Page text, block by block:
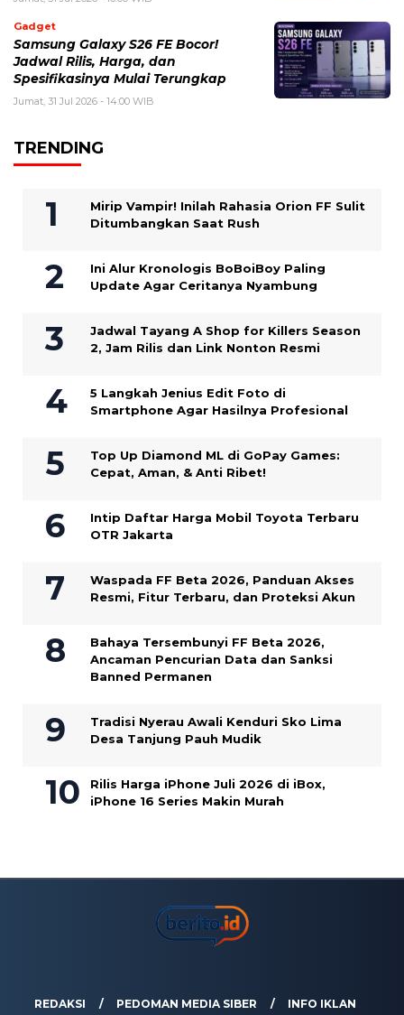
Gadget
Samsung Galaxy S26 FE Bocor!
Jadwal Rilis, Harga, dan
Spesifikasinya Mulai Terungkap
Jumat, 31 Jul 2026 - 14:00 WIB
TRENDING
Mirip Vampir! Inilah Rahasia Orion FF Sulit
Ditumbangkan Saat Rush
Ini Alur Kronologis BoBoiBoy Paling
Update Agar Ceritanya Nyambung
Jadwal Tayang A Shop for Killers Season
2, Jam Rilis dan Link Nonton Resmi
5 Langkah Jenius Edit Foto di
Smartphone Agar Hasilnya Profesional
Top Up Diamond ML di GoPay Games:
Cepat, Aman, & Anti Ribet!
Intip Daftar Harga Mobil Toyota Terbaru
OTR Jakarta
Waspada FF Beta 2026, Panduan Akses
Resmi, Fitur Terbaru, dan Proteksi Akun
Bahaya Tersembunyi FF Beta 2026,
Ancaman Pencurian Data dan Sanksi
Banned Permanen
Tradisi Nyerau Awali Kenduri Sko Lima
Desa Tanjung Pauh Mudik
Rilis Harga iPhone Juli 2026 di iBox,
iPhone 16 Series Makin Murah
REDAKSI PEDOMAN MEDIA SIBER INFO IKLAN